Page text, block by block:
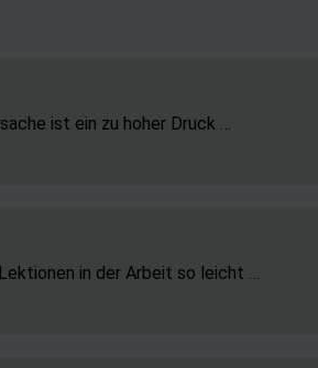
ist ein zu hoher Druck …
in der Arbeit so leicht …